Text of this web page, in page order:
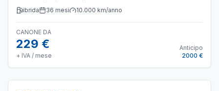
ibrida 36 mesi 10.000 km/anno
CANONE DA
229 €
+ IVA / mese
Anticipo
2000 €